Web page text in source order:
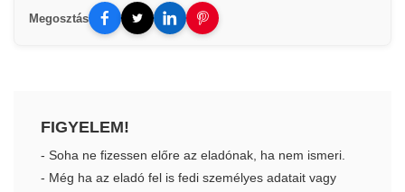
Megosztás
FIGYELEM!
- Soha ne fizessen előre az eladónak, ha nem ismeri.
- Még ha az eladó fel is fedi személyes adatait vagy